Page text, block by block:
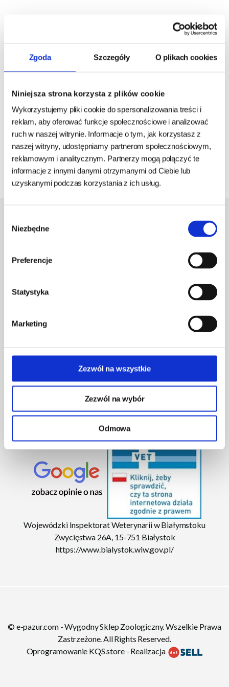
Zgoda Szczegóły O plikach cookies
Niniejsza strona korzysta z plików cookie
Wykorzystujemy pliki cookie do spersonalizowania treści i
reklam, aby oferować funkcje społecznościowe i analizować
ruch w naszej witrynie. Informacje o tym, jak korzystasz z
naszej witryny, udostępniamy partnerom społecznościowym,
reklamowym i analitycznym. Partnerzy mogą połączyć te
informacje z innymi danymi otrzymanymi od Ciebie lub
uzyskanymi podczas korzystania z ich usług.
zgody
Niezbędne
Preferencje
Statystyka
Marketing
Zezwól na wszystkie
Zezwól na wybór
Odmowa
38,00 zł
BRAK
1
85 877 72 87
Pracujemy: pon-pt: 8.00-18.00, sobota: 8.00-18.00
ul. Wysockiego 156 15-167 Białystok
Regulamin
Polityka prywatności
Kontakt
Zaloguj się
Zarejestruj się
Przypomnij hasło
Reklama
Blog
Wojewódzki Inspektorat Weterynarii w Białymstoku
Zwycięstwa 26A, 15-751 Białystok
https://www.bialystok.wiw.gov.pl/
© e-pazur.com - Wygodny Sklep Zoologiczny. Wszelkie Prawa
Zastrzeżone. All Rights Reserved.
Oprogramowanie KQS.store- Realizacja